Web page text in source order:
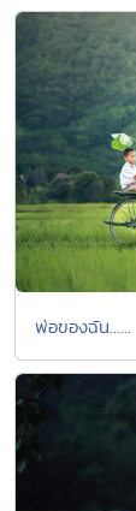
พ่อของฉัน......